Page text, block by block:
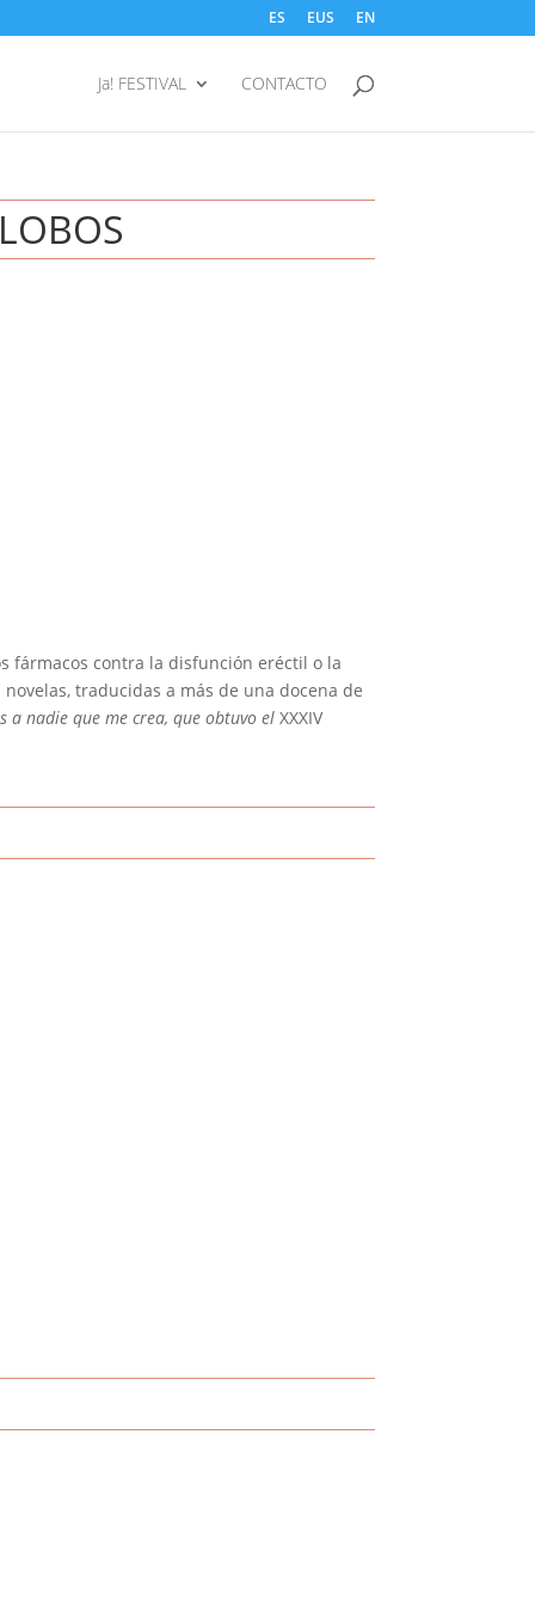
ES EUS EN
Ja! FESTIVAL CONTACTO
fármacos contra la disfunción eréctil o la
traducidas a más de una docena de
a nadie que me crea, que obtuvo elXXXIV